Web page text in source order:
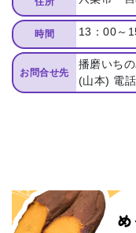
時間 13：00～
お問合せ先
播磨いち
(⼭本) 電